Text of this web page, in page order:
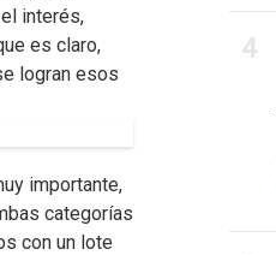
interés,
es claro,
logran esos
importante,
categorías
con un lote